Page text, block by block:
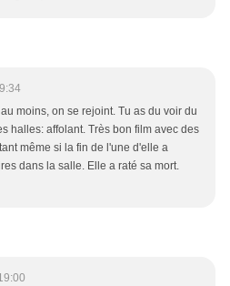
moins, on se rejoint. Tu as du voir du
halles: affolant. Très bon film avec des
même si la fin de l'une d'elle a
dans la salle. Elle a raté sa mort.